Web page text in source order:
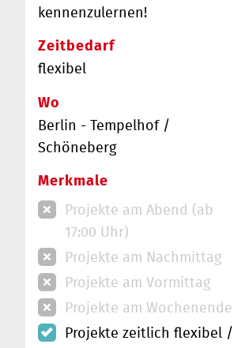
kennenzulernen!
Zeitbedarf
flexibel
Wo
Berlin - Tempelhof /
Schöneberg
Merkmale
Projekte am Abend (ab
17:00 Uhr)
Projekte am Nachmittag
Projekte am Vormittag
Projekte am Wochenende
Projekte zeitlich flexibel /